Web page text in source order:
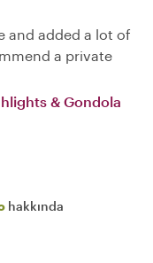
and added a lot of
a private
& Gondola
hakkında